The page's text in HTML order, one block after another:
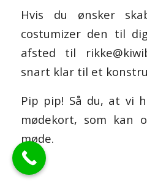
Hvis du ønsker
costumizer den til
afsted til
snart klar til et
Pip pip! Så du, at vi
mødekort, som kan
møde.